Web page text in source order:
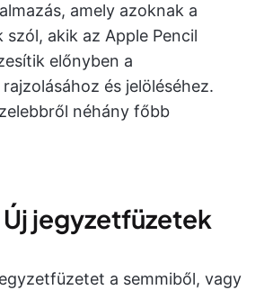
amely azoknak a
akik az Apple Pencil
előnyben a
és jelöléséhez.
néhány főbb
jegyzetfüzetek
a semmiből, vagy